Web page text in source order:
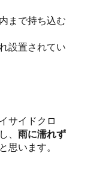
まで持ち込む
設置されてい
サイドクロ
、雨に濡れず
思います。